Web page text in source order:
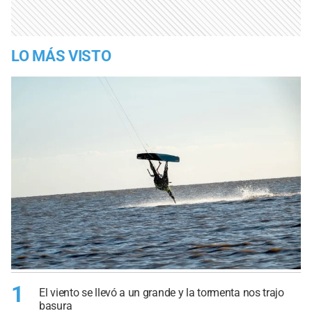
LO MÁS VISTO
1
El viento se llevó a un grande y la tormenta nos trajo
basura